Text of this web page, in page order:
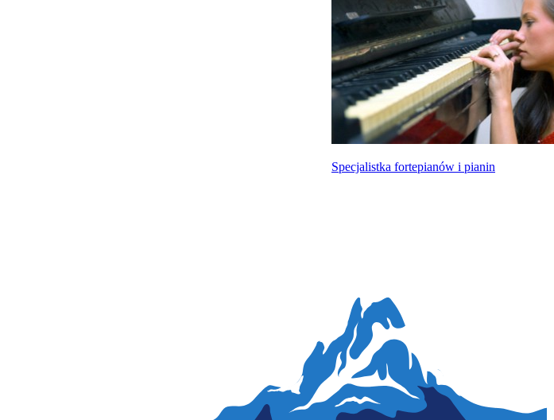
Specjalistka fortepianów i pianin